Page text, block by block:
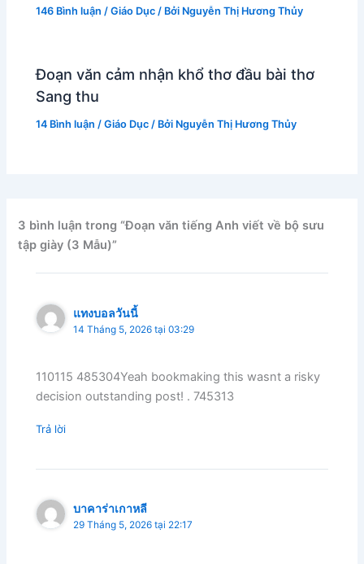
146 Bình luận /Giáo Dục / Bởi Nguyễn Thị Hương Thủy
Đoạn văn cảm nhận khổ thơ đầu bài thơ
Sang thu
14 Bình luận /Giáo Dục / Bởi Nguyễn Thị Hương Thủy
3 bình luận trong “Đoạn văn tiếng Anh viết về bộ sưu
tập giày (3 Mẫu)”
แทงบอลวันนี้
14 Tháng 5, 2026 tại 03:29
110115 485304Yeah bookmaking this wasnt a risky
decision outstanding post! . 745313
Trả lời
บาคาร่าเกาหลี
29 Tháng 5, 2026 tại 22:17